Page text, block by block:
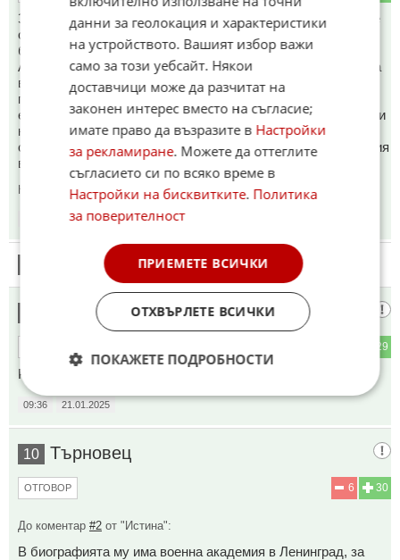
Задайте си въпроса - в такава среда как и какви пилоти се
обучават. И още - оплакало се е момиченце с различно от
българското матерно име, т.е. ПРАВОВЕРНА ЕВРО-
АТЛАНТИЧКА и ....................... мигновена реакция отразена
в медиите. Излиза, че една партия с преобладаващо
правоверен електорат командва войската ни. И това не е
единствения подобен случай. Вижте само кои се приемат и
на какво ниво е подготовката им и ще се ошашавите. и
следа няма от ония, заради които е написан "Велик е нашия
войник".
Коментиран от#14
21.01.2025
Този коментар е премахнат от модератор.
И тук ли?!
29
Работят по доноси...!
09:36 21.01.2025
10 Търновец
30
6
ОТГОВОР
До коментар #2 от "Истина":
В биографията му има военна академия в Ленинград, за
данни за геолокация и характеристики
на устройството. Вашият избор важи
само за този уебсайт. Някои
доставчици може да разчитат на
законен интерес вместо на съгласие;
имате право да възразите в Настройки
за рекламиране. Можете да оттеглите
съгласието си по всяко време в
Настройки на бисквитките. Политика
за поверителност
ПРИЕМЕТЕ ВСИЧКИ
ОТХВЪРЛЕТЕ ВСИЧКИ
ПОКАЖЕТЕ ПОДРОБНОСТИ